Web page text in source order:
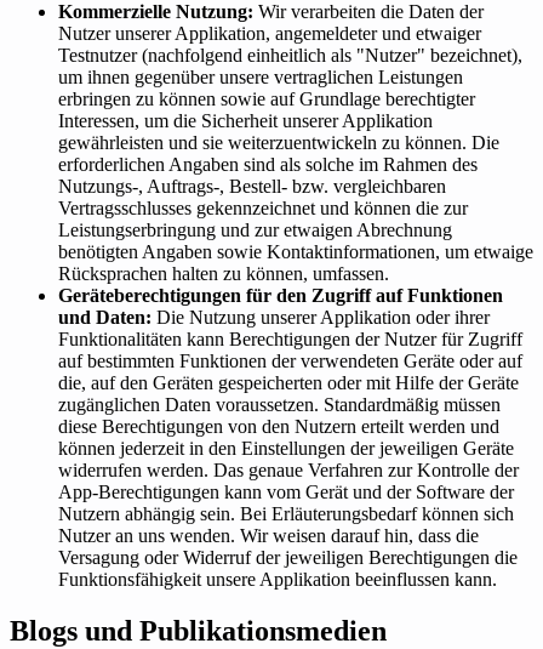
Kommerzielle Nutzung: Wir verarbeiten die Daten der
Nutzer unserer Applikation, angemeldeter und etwaiger
Testnutzer (nachfolgend einheitlich als "Nutzer" bezeichnet),
um ihnen gegenüber unsere vertraglichen Leistungen
erbringen zu können sowie auf Grundlage berechtigter
Interessen, um die Sicherheit unserer Applikation
gewährleisten und sie weiterzuentwickeln zu können. Die
erforderlichen Angaben sind als solche im Rahmen des
Nutzungs-, Auftrags-, Bestell- bzw. vergleichbaren
Vertragsschlusses gekennzeichnet und können die zur
Leistungserbringung und zur etwaigen Abrechnung
benötigten Angaben sowie Kontaktinformationen, um etwaige
Rücksprachen halten zu können, umfassen.
Geräteberechtigungen für den Zugriff auf Funktionen
und Daten: Die Nutzung unserer Applikation oder ihrer
Funktionalitäten kann Berechtigungen der Nutzer für Zugriff
auf bestimmten Funktionen der verwendeten Geräte oder auf
die, auf den Geräten gespeicherten oder mit Hilfe der Geräte
zugänglichen Daten voraussetzen. Standardmäßig müssen
diese Berechtigungen von den Nutzern erteilt werden und
können jederzeit in den Einstellungen der jeweiligen Geräte
widerrufen werden. Das genaue Verfahren zur Kontrolle der
App-Berechtigungen kann vom Gerät und der Software der
Nutzern abhängig sein. Bei Erläuterungsbedarf können sich
Nutzer an uns wenden. Wir weisen darauf hin, dass die
Versagung oder Widerruf der jeweiligen Berechtigungen die
Funktionsfähigkeit unsere Applikation beeinflussen kann.
Blogs und Publikationsmedien